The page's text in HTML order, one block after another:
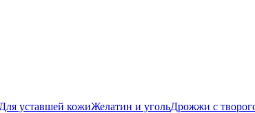
Для уставшей кожиЖелатин и угольДрожжи с